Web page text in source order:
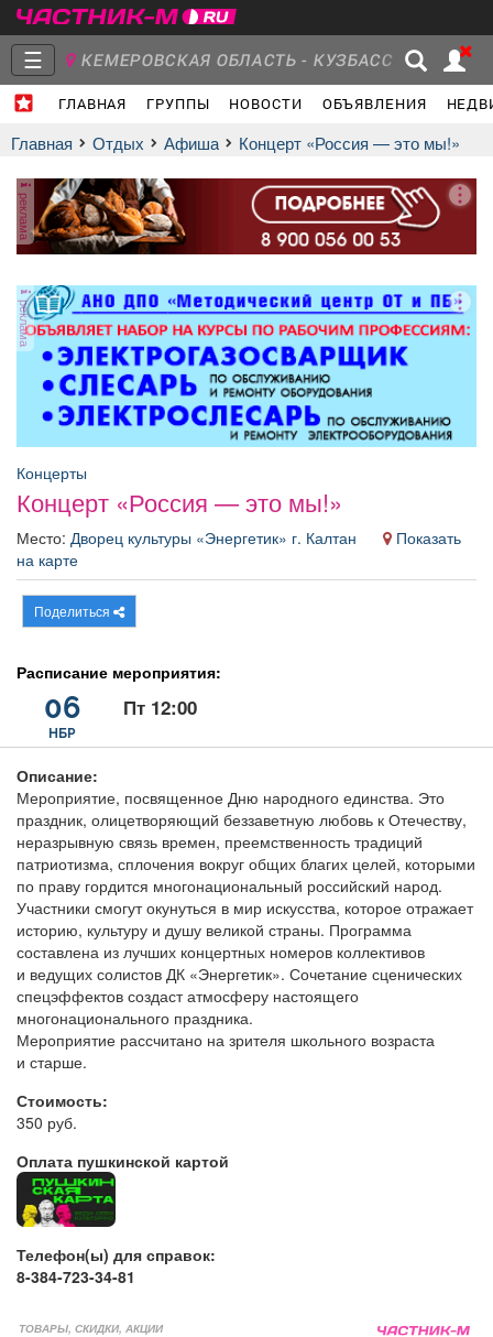
☰ КЕМЕРОВСКАЯ ОБЛАСТЬ - КУЗБАСС
ГЛАВНАЯ ГРУППЫ НОВОСТИ ОБЪЯВЛЕНИЯ
Объявления Недвижимость Услуги
Работа Транспорт
Афиша Обучение
Товары
ТВ программа Я - пенсионер
Главная Отдых афиша Концерт «Россия — это мы!»
реклама
реклама
Концерты
Концерт «Россия — это мы!»
Место: Дворец культуры «Энергетик» г. Калтан
Показать
на карте
Поделиться
Расписание мероприятия:
06
НБР
Пт 12:00
Описание:
Мероприятие, посвященное Дню народного единства. Это
праздник, олицетворяющий беззаветную любовь к Отечеству,
неразрывную связь времен, преемственность традиций
патриотизма, сплочения вокруг общих благих целей, которыми
по праву гордится многонациональный российский народ.
Участники смогут окунуться в мир искусства, которое отражает
историю, культуру и душу великой страны. Программа
составлена из лучших концертных номеров коллективов
и ведущих солистов ДК «Энергетик». Сочетание сценических
спецэффектов создаст атмосферу настоящего
многонационального праздника.
Мероприятие рассчитано на зрителя школьного возраста
и старше.
Стоимость:
350 руб.
Оплата пушкинской картой
Телефон(ы) для справок:
8-384-723-34-81
ТОВАРЫ, СКИДКИ, АКЦИИ